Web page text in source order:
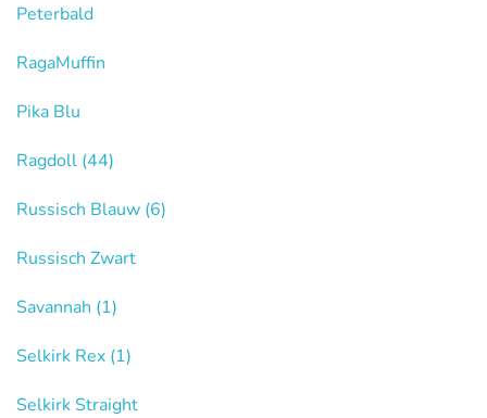
Peterbald
RagaMuffin
Pika Blu
Ragdoll (44)
Russisch Blauw (6)
Russisch Zwart
Savannah (1)
Selkirk Rex (1)
Selkirk Straight